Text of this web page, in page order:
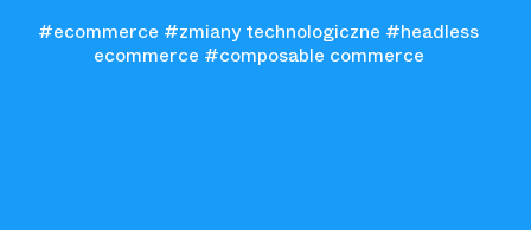
#ecommerce #zmiany technologiczne #headless
ecommerce #composable commerce